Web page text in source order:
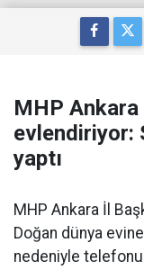
MHP Ankara
evlendiriyor:
yaptı
MHP Ankara İl
Doğan dünya
nedeniyle